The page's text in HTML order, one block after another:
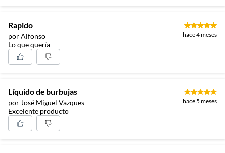
Rapido
por Alfonso hace 4 meses
Lo que quería
Líquido de burbujas
por José Miguel Vazques hace 5 meses
Excelente producto